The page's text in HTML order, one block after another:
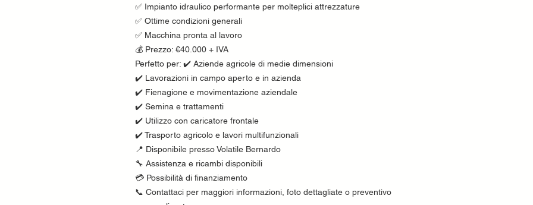
✅ Impianto idraulico performante per molteplici attrezzature
✅ Ottime condizioni generali
✅ Macchina pronta al lavoro
💰 Prezzo: €40.000 + IVA
Perfetto per: ✔️ Aziende agricole di medie dimensioni
✔️ Lavorazioni in campo aperto e in azienda
✔️ Fienagione e movimentazione aziendale
✔️ Semina e trattamenti
✔️ Utilizzo con caricatore frontale
✔️ Trasporto agricolo e lavori multifunzionali
📍 Disponibile presso Volatile Bernardo
🔧 Assistenza e ricambi disponibili
💳 Possibilità di finanziamento
📞 Contattaci per maggiori informazioni, foto dettagliate o preventivo